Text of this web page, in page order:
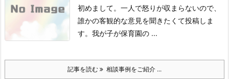
初めまして。 一人で怒りが収まらないので、
誰かの客観的な意見を聞きたくて投稿しま
す。 我が子が保育園の ...
記事を読む 相談事例をご紹介 ...